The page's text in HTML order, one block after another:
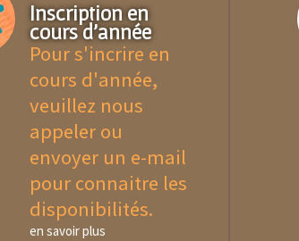
Inscription en
cours d'année
Pour s'incrire en
cours d'année,
veuillez nous
appeler ou
envoyer un e-mail
pour connaitre les
disponibilités.
en savoir plus